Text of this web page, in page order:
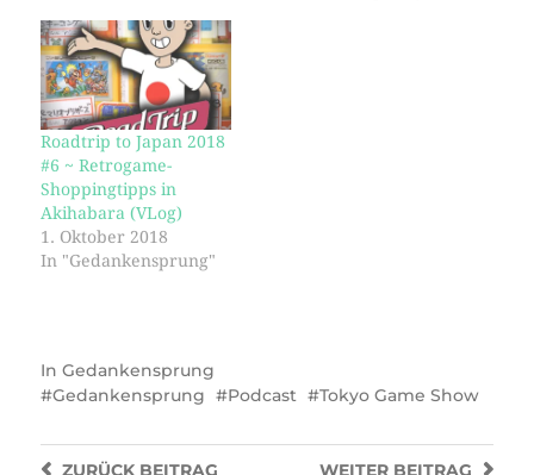
Roadtrip to Japan 2018
#6 ~ Retrogame-
Shoppingtipps in
Akihabara (VLog)
1. Oktober 2018
In "Gedankensprung"
In Gedankensprung
Gedankensprung
Podcast Tokyo Game Show
WEITER BEITRAG
ZURÜCKBEITRAG